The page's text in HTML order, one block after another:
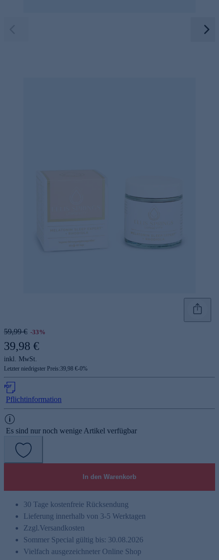
59,99 € -33%
39,98 €
inkl. MwSt.
Letzter niedrigster Preis:39,98 €-0%
Pflichtinformation
Es sind nur noch wenige Artikel verfügbar
In den Warenkorb
30 Tage kostenfreie Rücksendung
Lieferung innerhalb von 3-5 Werktagen
Zzgl.Versandkosten
Sommer Special gültig bis: 30.08.2026
Vielfach ausgezeichneter Online Shop